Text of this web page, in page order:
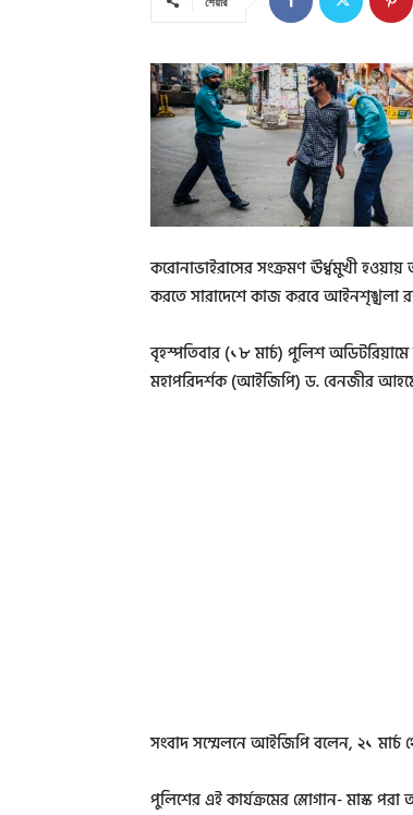
করোনাভাইরাসের সংক্রমণ ঊর্ধ্বমুখী
করতে সারাদেশে কাজ করবে আইনশৃঙ্খলা
বৃহস্পতিবার (১৮ মার্চ) পুলিশ
মহাপরিদর্শক (আইজিপি) ড. বেনজীর
সংবাদ সম্মেলনে আইজিপি বলেন, ২১ মার্চ
পুলিশের এই কার্যক্রমের স্লোগান- মাস্ক